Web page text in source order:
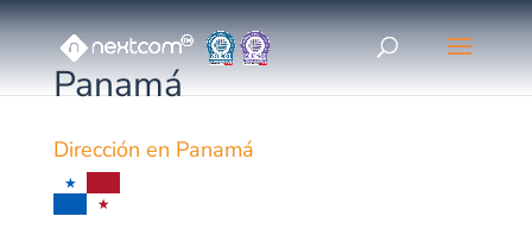
Panamá
Dirección en Panamá